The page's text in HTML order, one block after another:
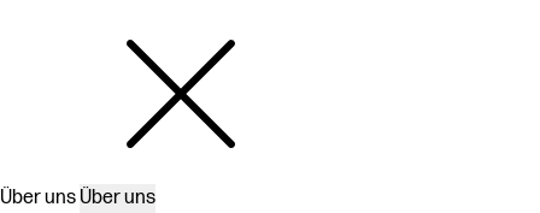
Über uns Über uns